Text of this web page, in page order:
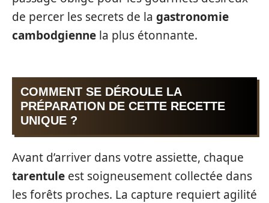
de percer les secrets de la gastronomie
cambodgienne la plus étonnante.
COMMENT SE DÉROULE LA
PRÉPARATION DE CETTE RECETTE
UNIQUE ?
Avant d’arriver dans votre assiette, chaque
tarentule est soigneusement collectée dans
les forêts proches. La capture requiert agilité